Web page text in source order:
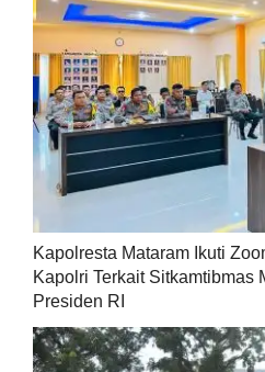
Kapolresta Mataram Ikuti
Kapolri Terkait Sitkamtibmas
Presiden RI